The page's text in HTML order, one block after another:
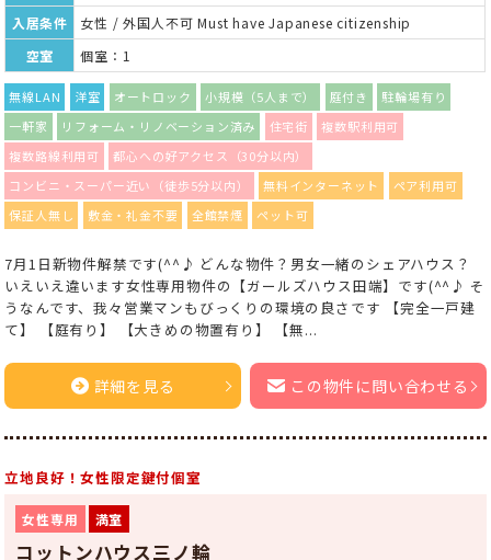
入居条件
女性 / 外国人不可 Must have Japanese citizenship
空室
個室：1
無線LAN 洋室 オートロック 小規模（5人まで） 庭付き
駐輪場有り
一軒家
リフォーム・リノベーション済み 住宅街
複数駅利用可
複数路線利用可
都心への好アクセス（30分以内）
コンビニ・スーパー近い（徒歩5分以内）
無料インターネット
ペア利用可
保証人無し
敷金・礼金不要 全館禁煙 ペット可
7月1日新物件解禁です(^^♪ どんな物件？男女一緒のシェアハウス？
いえいえ違います女性専用物件の【ガールズハウス田端】です(^^♪ そ
うなんです、我々営業マンもびっくりの環境の良さです 【完全一戸建
て】 【庭有り】 【大きめの物置有り】 【無...
詳細を見る この物件に問い合わせる
立地良好！女性限定鍵付個室
女性専用 満室
コットンハウス三ノ輪